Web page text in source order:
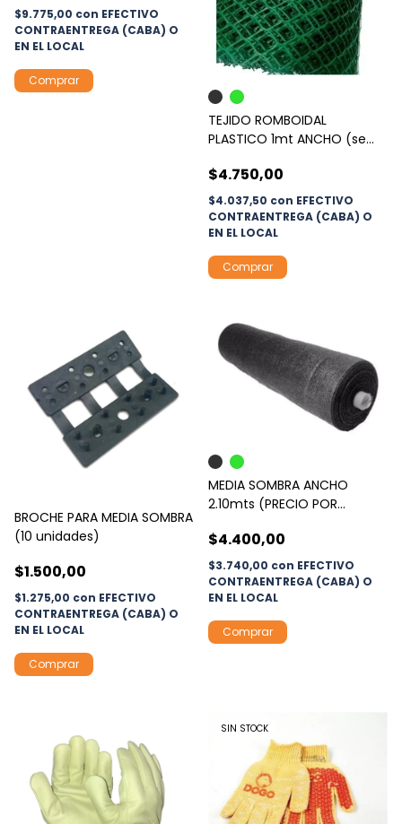
$9.775,00 con EFECTIVO
CONTRAENTREGA (CABA) O
EN EL LOCAL
TEJIDO ROMBOIDAL
PLASTICO 1mt ANCHO (se
colores)
$4.750,00
$4.037,50 con EFECTIVO
CONTRAENTREGA (CABA) O
EN EL LOCAL
Comprar
BROCHE PARA MEDIA SOMBRA
(10 unidades)
$1.500,00
$1.275,00 con EFECTIVO
CONTRAENTREGA (CABA) O
EN EL LOCAL
MEDIA SOMBRA ANCHO
2.10mts (PRECIO POR
$4.400,00
$3.740,00 con EFECTIVO
CONTRAENTREGA (CABA) O
EN EL LOCAL
Comprar
SIN STOCK